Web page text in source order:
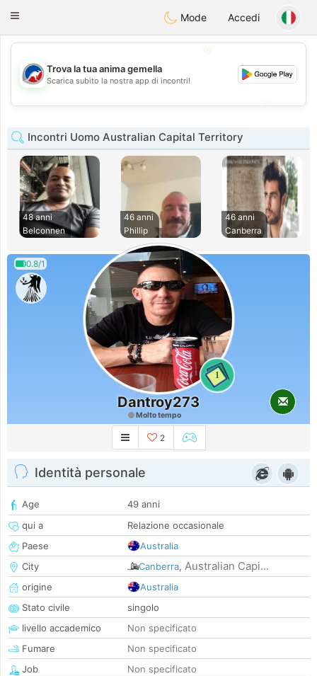
AustraliaChat
Toggle
Mode Accedi
💖
💕
Trova la tua anima gemella
Scarica subito la nostra app di incontri!
Incontri Uomo Australian Capital Territory
48 anni
Belconnen
46 anni
Phillip
46 anni
Canberra
0.8/1
1
Dantroy273
Molto tempo
2
Identità personale
Age
49 anni
qui a
Relazione occasionale
Paese
Australia
City
Canberra, Australian Capi...
origine
Australia
Stato civile
singolo
livello accademico
Non specificato
Fumare
Non specificato
Job
Non specificato